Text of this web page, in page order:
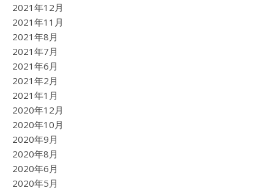
2021年12月
2021年11月
2021年8月
2021年7月
2021年6月
2021年2月
2021年1月
2020年12月
2020年10月
2020年9月
2020年8月
2020年6月
2020年5月